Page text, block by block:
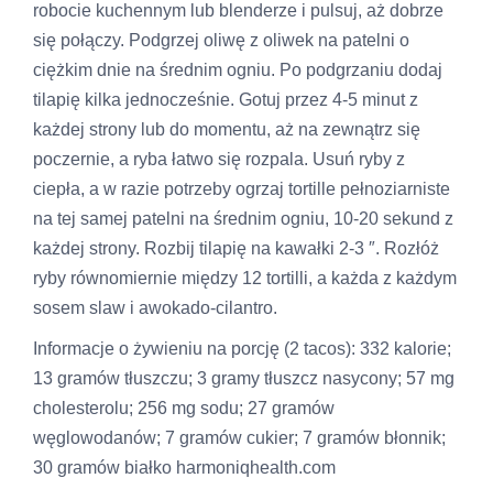
robocie kuchennym lub blenderze i pulsuj, aż dobrze
się połączy. Podgrzej oliwę z oliwek na patelni o
ciężkim dnie na średnim ogniu. Po podgrzaniu dodaj
tilapię kilka jednocześnie. Gotuj przez 4-5 minut z
każdej strony lub do momentu, aż na zewnątrz się
poczernie, a ryba łatwo się rozpala. Usuń ryby z
ciepła, a w razie potrzeby ogrzaj tortille pełnoziarniste
na tej samej patelni na średnim ogniu, 10-20 sekund z
każdej strony. Rozbij tilapię na kawałki 2-3 ″. Rozłóż
ryby równomiernie między 12 tortilli, a każda z każdym
sosem slaw i awokado-cilantro.
Informacje o żywieniu na porcję (2 tacos): 332 kalorie;
13 gramów tłuszczu; 3 gramy tłuszcz nasycony; 57 mg
cholesterolu; 256 mg sodu; 27 gramów
węglowodanów; 7 gramów cukier; 7 gramów błonnik;
30 gramów białko harmoniqhealth.com